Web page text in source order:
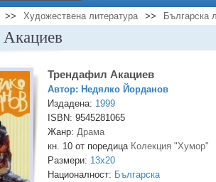
>> Художествена литература >> Българска
Трендафил Акациев
Автор: Недялко Йорданов
Издадена: 1999
ISBN: 9545281065
Жанр: Драма
кн. 10 от поредица Колекция "Хумор"
Размери: 13x20
Националност: Българска